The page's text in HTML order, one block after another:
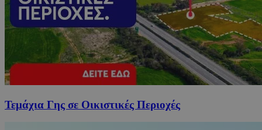
Τεμάχια Γης σε Οικιστικές Περιοχές